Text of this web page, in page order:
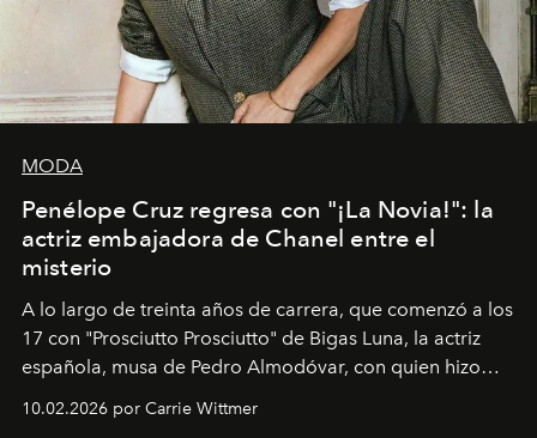
MODA
Penélope Cruz regresa con "¡La Novia!": la
actriz embajadora de Chanel entre el
misterio
A lo largo de treinta años de carrera, que comenzó a los
17 con "Prosciutto Prosciutto" de Bigas Luna, la actriz
española, musa de Pedro Almodóvar, con quien hizo
Barcelona", ha dividido su tiempo entre Europa y
10.02.2026 por Carrie Wittmer